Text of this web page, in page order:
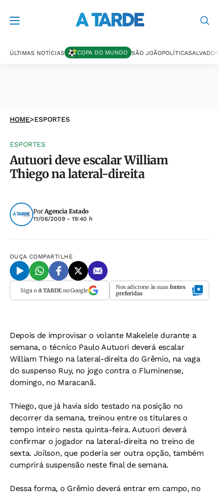
ÚLTIMAS NOTÍCIAS COPA DO MUNDO SÃO JOÃOPOLÍTICASALVADOR
HOME>ESPORTES
ESPORTES
Autuori deve escalar William
Thiego na lateral-direita
PorAgencia Estado
11/06/2009 - 19:40 h
OUÇA COMPARTILHE
Siga o A TARDEno Google Nos adicione às suas fontes
preferidas
Depois de improvisar o volante Makelele durante a
semana, o técnico Paulo Autuori deverá escalar
William Thiego na lateral-direita do Grêmio, na vaga
do suspenso Ruy, no jogo contra o Fluminense,
domingo, no Maracanã.
Thiego, que já havia sido testado na posição no
decorrer da semana, treinou entre os titulares o
tempo inteiro nesta quinta-feira. Autuori deverá
confirmar o jogador na lateral-direita no treino de
sexta. Joílson, que poderia ser outra opção, também
cumprirá suspensão neste final de semana.
Dessa forma, o Grêmio deverá entrar em campo, no